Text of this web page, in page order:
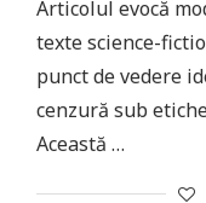
Articolul evocă
texte science-
punct de vedere
cenzură sub
Această …